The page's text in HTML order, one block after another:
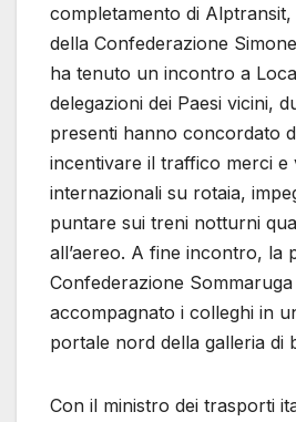
completamento di Alptransit,
della Confederazione
ha tenuto un incontro a
delegazioni dei Paesi vicini,
presenti hanno concordato
incentivare il traffico merci e
internazionali su rotaia,
puntare sui treni notturni
all’aereo. A fine incontro, la
Confederazione
accompagnato i colleghi in
portale nord della galleria di
Con il ministro dei trasporti